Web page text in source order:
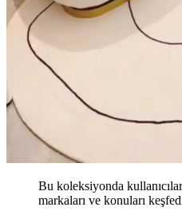
Bu koleksiyonda
markaları ve konuları